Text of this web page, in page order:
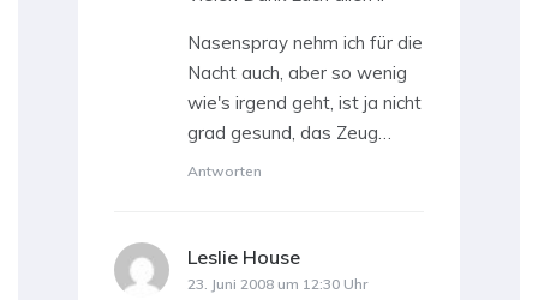
Nasenspray nehm ich für die
Nacht auch, aber so wenig
wie's irgend geht, ist ja nicht
grad gesund, das Zeug…
Antworten
Leslie House
23. Juni 2008 um 12:30 Uhr